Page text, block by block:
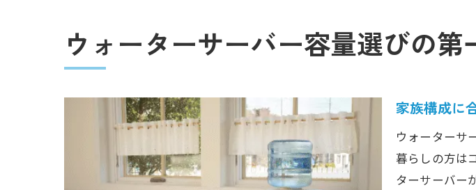
ウォーターサーバー家庭とオ
家庭用とオフィス用の容
家庭環境に即したウォ
オフィスでの快適な水供
使用頻度が鍵ウォーターサ
使用頻度に応じた容量の
ウォーターサーバー容量選びの
家族構成に
ウォーターサ
暮らしの方は
ターサーバー